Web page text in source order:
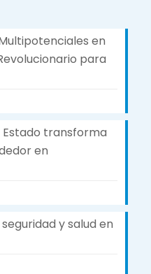
en
para
Estado transforma
en
y salud en